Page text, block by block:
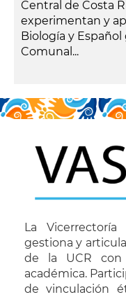
Central de Costa
experimentan y
Biología y
Comunal...
La
gestiona y
de la UCR con
académica.
de vinculación